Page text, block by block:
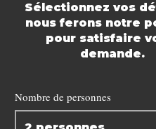
Sélectionnez vos
nous ferons notre
pour satisfaire
demande.
Nombre de personnes